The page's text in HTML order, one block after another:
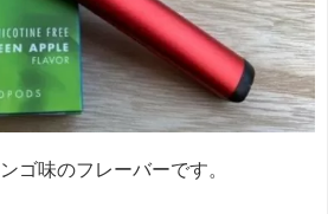
ゴ味のフレーバーです。